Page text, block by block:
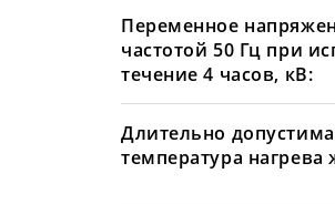
Переменное
частотой 50 Гц при
течение 4 часов, кВ:
Длительно
температура нагрева